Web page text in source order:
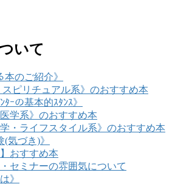
いて
本のご紹介》
スピリチュアル系》のおすすめ本
ﾀｰの基本的ｽﾀﾝｽ》
学系》のおすすめ本
学・ライフスタイル系》のおすすめ本
(気づき)》
おすすめ本
セミナーの雰囲気について
》